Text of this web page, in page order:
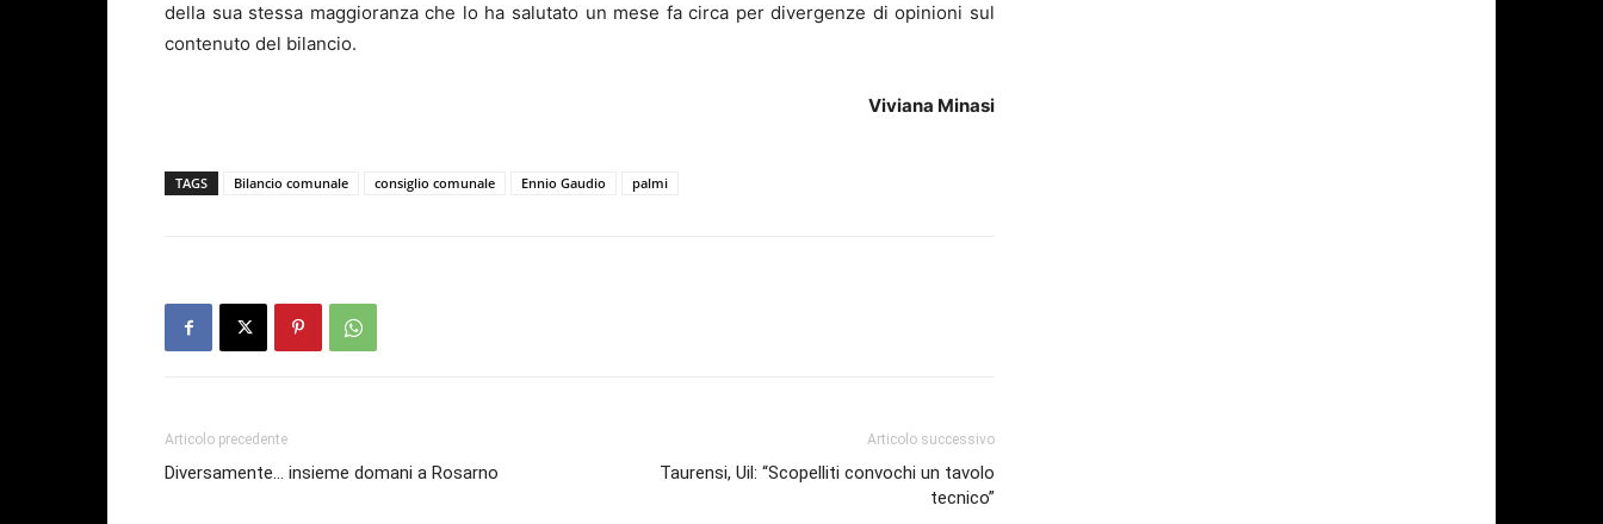
della sua stessa maggioranza che lo ha salutato un mese fa circa per divergenze di opinioni sul
contenuto del bilancio.
Viviana Minasi
TAGS Bilancio comunale consiglio comunale Ennio Gaudio palmi
Articolo precedente
Diversamente… insieme domani a Rosarno
Articolo successivo
Taurensi, Uil: “Scopelliti convochi un tavolo
tecnico”